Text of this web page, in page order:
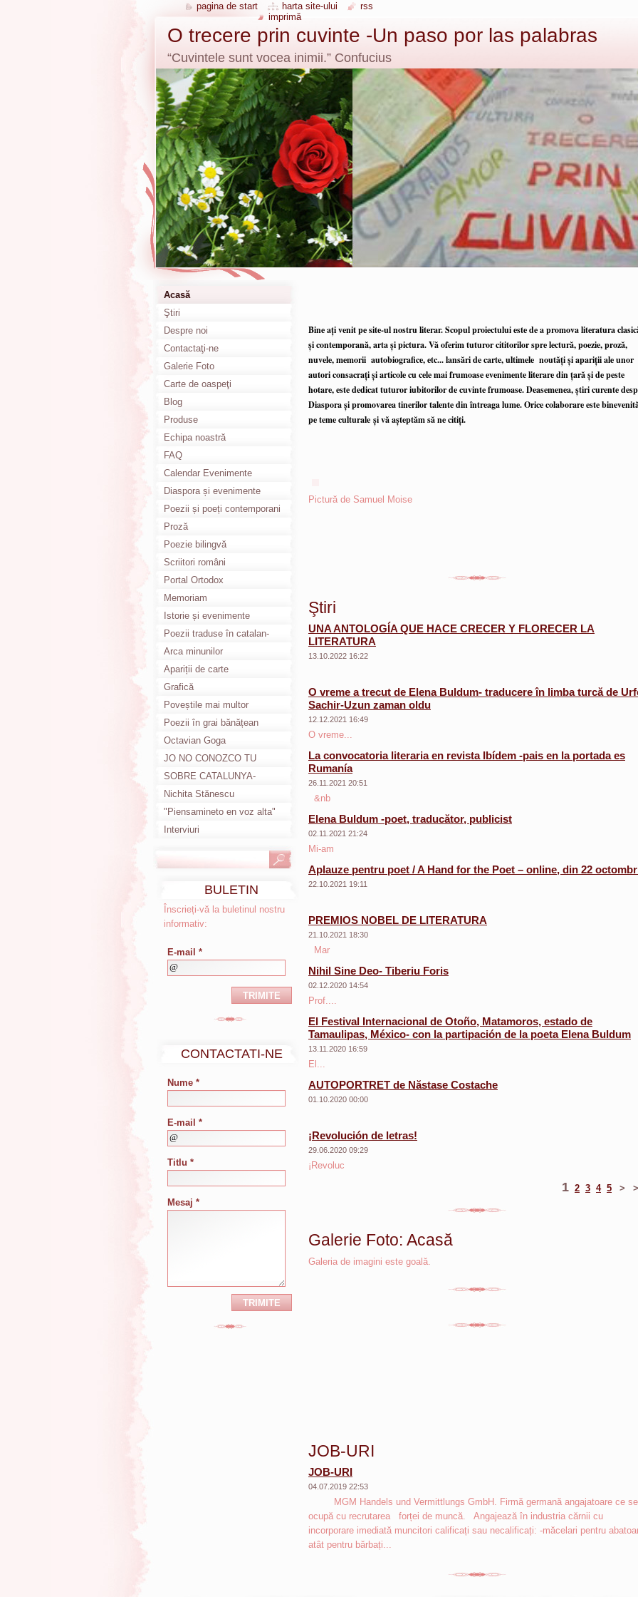
O trecere prin cuvinte -Un paso por las palabras
“Cuvintele sunt vocea inimii.” Confucius
Bine ați venit pe site-ul nostru literar. Scopul proiectului este de a promova literatura
și contemporană, arta și pictura. Vă oferim tuturor cititorilor spre lectură, poezie, proză,
nuvele, memorii autobiografice, etc... lansări de carte, ultimele noutăți și apariții ale unor
autori consacrați și articole cu cele mai frumoase evenimente literare din țară și de peste
hotare, este dedicat tuturor iubitorilor de cuvinte frumoase. Deasemenea, știri curente
Diaspora și promovarea tinerilor talente din întreaga lume. Orice colaborare este
pe teme culturale și vă așteptăm să ne citiți.
Pictură de Samuel Moise
Ştiri
UNA ANTOLOGÍA QUE HACE CRECER Y FLORECER LA
LITERATURA
13.10.2022 16:22
O vreme a trecut de Elena Buldum- traducere în limba turcă de
Sachir-Uzun zaman oldu
12.12.2021 16:49
O vreme...
La convocatoria literaria en revista Ibídem -pais en la portada es
Rumanía
26.11.2021 20:51
&nb
Elena Buldum -poet, traducător, publicist
02.11.2021 21:24
Mi-am
Aplauze pentru poet / A Hand for the Poet – online, din 22
22.10.2021 19:11
PREMIOS NOBEL DE LITERATURA
21.10.2021 18:30
Mar
Nihil Sine Deo- Tiberiu Foris
02.12.2020 14:54
Prof....
El Festival Internacional de Otoño, Matamoros, estado de
Tamaulipas, México- con la partipación de la poeta Elena Buldum
13.11.2020 16:59
El...
AUTOPORTRET de Năstase Costache
01.10.2020 00:00
¡Revolución de letras!
29.06.2020 09:29
¡Revoluc
1 2 3 4 5 >
Galerie Foto: Acasă
Galeria de imagini este goală.
JOB-URI
JOB-URI
04.07.2019 22:53
MGM Handels und Vermittlungs GmbH. Firmă germană angajatoare ce se
ocupă cu recrutarea forței de muncă. Angajează în industria cărnii cu
incorporare imediată muncitori calificați sau necalificați: -măcelari pentru
atât pentru bărbați...
Acasă
Ştiri
Despre noi
Contactaţi-ne
Galerie Foto
Carte de oaspeţi
Blog
Produse
Echipa noastră
FAQ
Calendar Evenimente
Diaspora și evenimente
culturale
Poezii și poeți contemporani
Proză
Poezie bilingvă
Scriitori români
Portal Ortodox
Memoriam
Istorie și evenimente
Poezii traduse în catalan-
Poemas en català
Arca minunilor
Apariții de carte
Grafică
Poveștile mai multor
anotimpuri
Poezii în grai bănățean
Octavian Goga
JO NO CONOZCO TU
HISTORIA
SOBRE CATALUNYA-
DESPRE CATALUNIA
Nichita Stănescu
"Piensamineto en voz alta"
Interviuri
BULETIN
INFORMATIV
Înscrieți-vă la buletinul nostru
informativ:
E-mail *
CONTACTATI-NE
Nume *
E-mail *
Titlu *
Mesaj *
pagina de start harta site-ului
rss
imprimă